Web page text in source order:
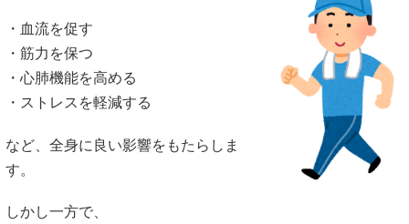
・血流を促す
・筋力を保つ
・心肺機能を高める
・ストレスを軽減する
など、全身に良い影響をもたらしま
す。
しかし一方で、